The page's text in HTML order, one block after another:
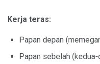
Kerja teras:
Papan depan
Papan sebelah